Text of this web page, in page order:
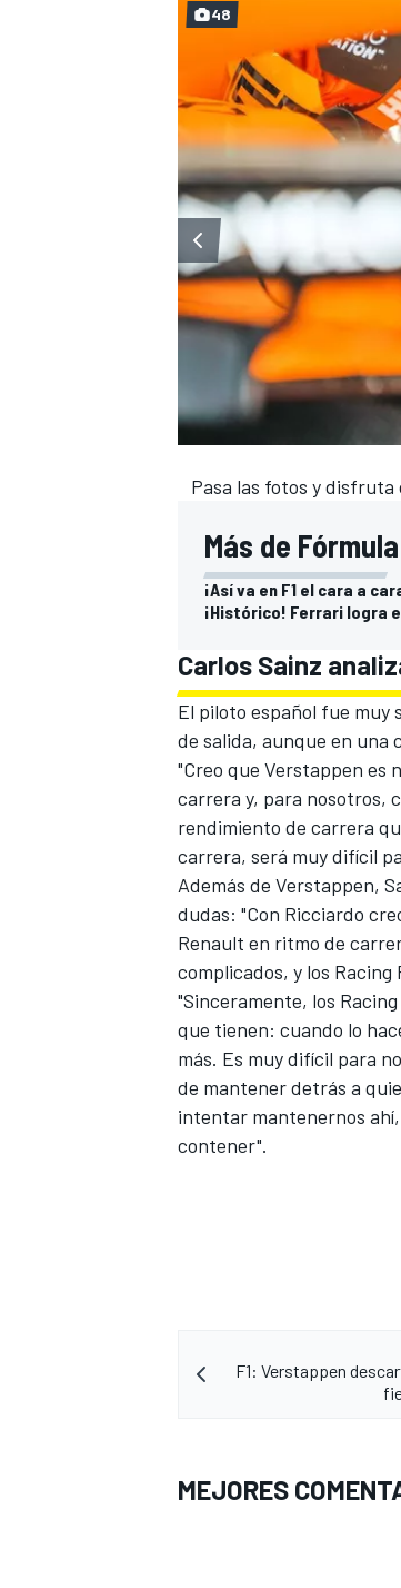
Pasa las fotos y disfruta
48
Más de Fórmula
¡Así va en F1 el cara a
¡Histórico! Ferrari logra
Carlos Sainz
El piloto español fue muy
de salida, aunque en
"Creo que Verstappen es
carrera y, para nosotros,
rendimiento de carrera
carrera, será muy difícil
Además de Verstappen,
dudas: "Con Ricciardo
Renault en ritmo de
complicados, y los
"Sinceramente, los
que tienen: cuando lo
más. Es muy difícil para
de mantener detrás a
intentar mantenernos
contener".
F1: Verstappen
MEJORES